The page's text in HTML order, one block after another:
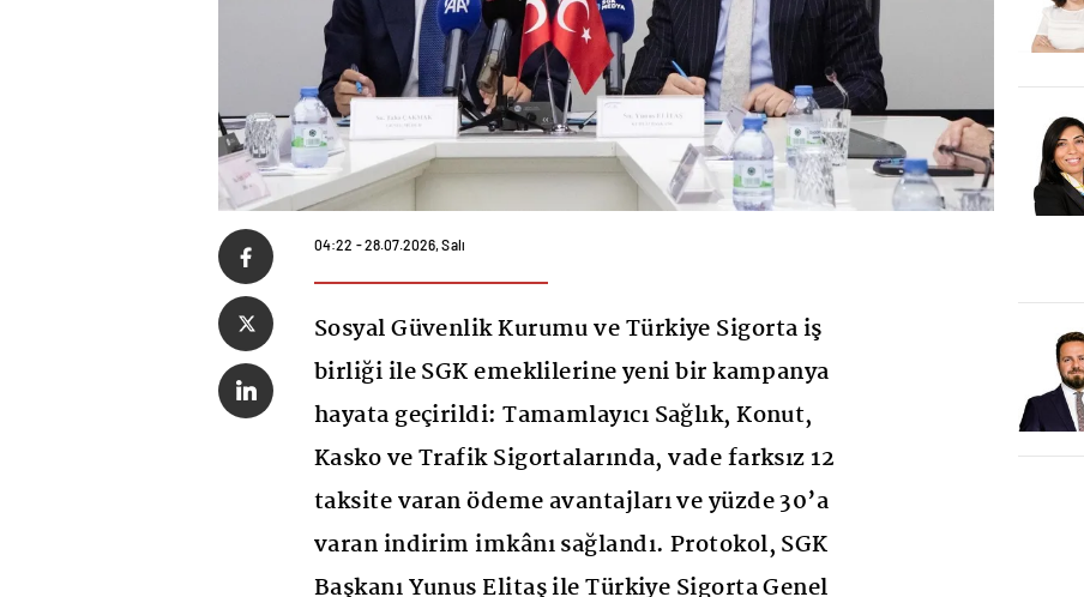
04:22 - 28.07.2026, Salı
Sosyal Güvenlik Kurumu ve Türkiye Sigorta iş
birliği ile SGK emeklilerine yeni bir kampanya
hayata geçirildi: Tamamlayıcı Sağlık, Konut,
Kasko ve Trafik Sigortalarında, vade farksız 12
taksite varan ödeme avantajları ve yüzde 30’a
varan indirim imkânı sağlandı. Protokol, SGK
Başkanı Yunus Elitaş ile Türkiye Sigorta Genel